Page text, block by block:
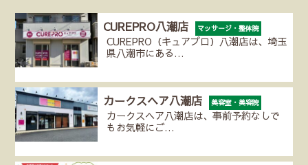
CUREPRO八潮店 マッサージ・整体院
CUREPRO（キュアプロ）八潮店は、埼玉
県八潮市にある…
カークスヘア八潮店 美容室・美容院
カークスヘア八潮店は、事前予約なしで
もお気軽にご…